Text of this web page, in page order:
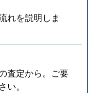
れを説明しま
査定から。ご要
。